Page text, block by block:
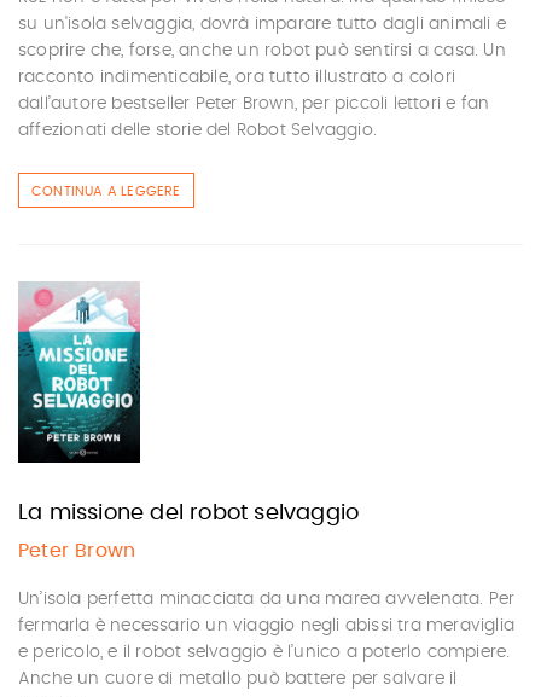
su un'isola selvaggia, dovrà imparare tutto dagli animali e
scoprire che, forse, anche un robot può sentirsi a casa. Un
racconto indimenticabile, ora tutto illustrato a colori
dall’autore bestseller Peter Brown, per piccoli lettori e fan
affezionati delle storie del Robot Selvaggio.
CONTINUA A LEGGERE
La missione del robot selvaggio
Peter Brown
Un’isola perfetta minacciata da una marea avvelenata. Per
fermarla è necessario un viaggio negli abissi tra meraviglia
e pericolo, e il robot selvaggio è l’unico a poterlo compiere.
Anche un cuore di metallo può battere per salvare il